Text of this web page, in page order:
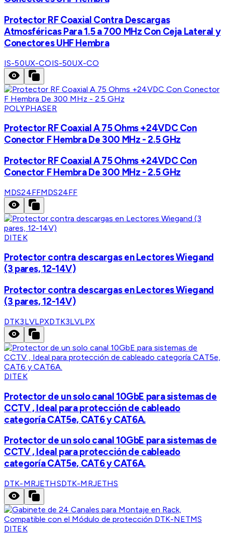
Protector RF Coaxial Contra Descargas
Atmosféricas Para 1.5 a 700 MHz Con Ceja Lateral y
Conectores UHF Hembra
IS-50UX-COIS-50UX-CO
POLYPHASER
Protector RF Coaxial A 75 Ohms +24VDC Con
Conector F Hembra De 300 MHz - 2.5 GHz
Protector RF Coaxial A 75 Ohms +24VDC Con
Conector F Hembra De 300 MHz - 2.5 GHz
MDS24FFMDS24FF
DITEK
Protector contra descargas en Lectores Wiegand
(3 pares, 12-14V)
Protector contra descargas en Lectores Wiegand
(3 pares, 12-14V)
DTK3LVLPXDTK3LVLPX
DITEK
Protector de un solo canal 10GbE para sistemas de
CCTV , Ideal para protección de cableado
categoría CAT5e, CAT6 y CAT6A.
Protector de un solo canal 10GbE para sistemas de
CCTV , Ideal para protección de cableado
categoría CAT5e, CAT6 y CAT6A.
DTK-MRJETHSDTK-MRJETHS
DITEK